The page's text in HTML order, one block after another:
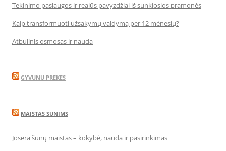
Tekinimo paslaugos ir realūs pavyzdžiai iš sunkiosios pramonės
Kaip transformuoti užsakymų valdymą per 12 mėnesių?
Atbulinis osmosas ir nauda
GYVUNU PREKES
MAISTAS SUNIMS
Josera šunų maistas – kokybė, nauda ir pasirinkimas